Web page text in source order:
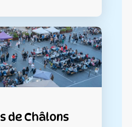
de Châlons